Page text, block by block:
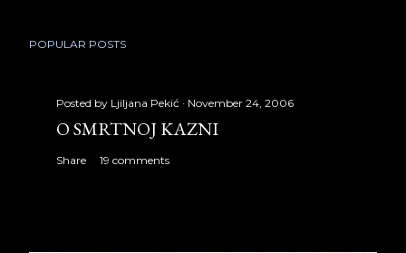
POPULAR POSTS
Posted by Ljiljana Pekić November 24, 2006
O SMRTNOJ KAZNI
Share 19 comments